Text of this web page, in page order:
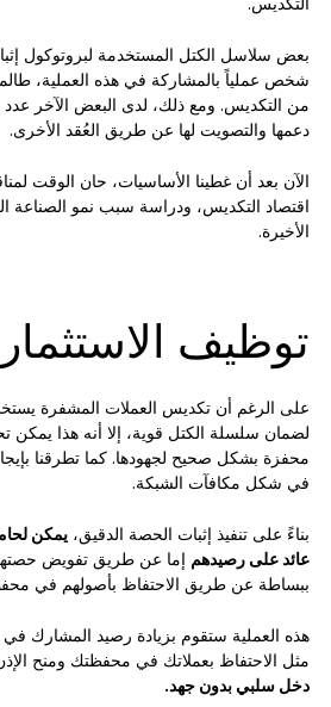
بعض سلاسل الكتل المستخدمة لبروتوكول
شخص عملياً بالمشاركة في هذه العملية،
من التكديس. ومع ذلك، لدى البعض الآخر عدد
دعمها والتصويت لها عن طريق العُقد الأخرى.
الآن بعد أن غطينا الأساسيات، حان الوقت
اقتصاد التكديس، ودراسة سبب نمو الصناعة
الأخيرة.
توظيف
على الرغم أن تكديس العملات المشفرة
لضمان سلسلة الكتل قوية، إلا أنه هذا يمكن
محفزة بشكل صحيح لجهودها. كما تطرقنا
في شكل مكافآت الشبكة.
بناءً على تنفيذ إثبات الحصة الدقيق، يمكن
عائد على رصيدهم إما عن طريق تفويض
ببساطة عن طريق الاحتفاظ بأصولهم في
هذه العملية ستقوم بزيادة رصيد المشارك
مثل الاحتفاظ بعملاتك في محفظتك ومنح
دخل سلبي بدون جهد.